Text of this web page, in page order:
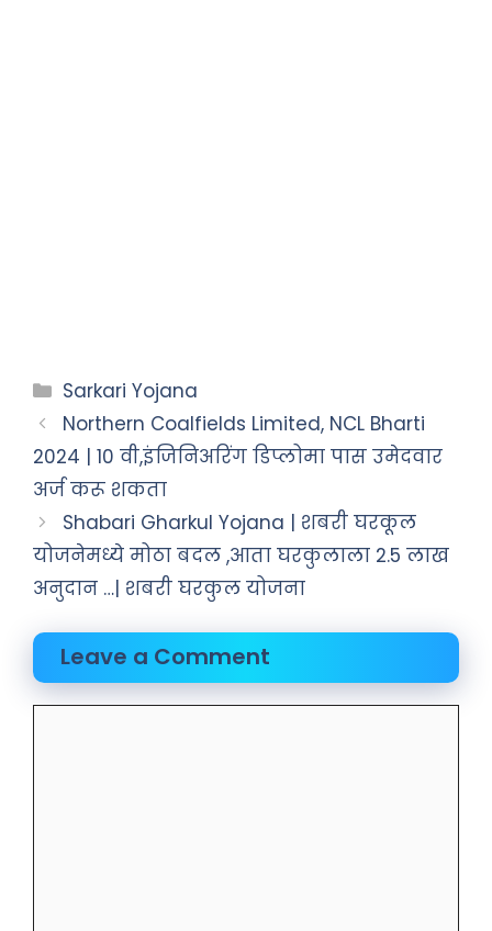
Sarkari Yojana
Northern Coalfields Limited, NCL Bharti
2024 | 10 वी,इंजिनिअरिंग डिप्लोमा पास उमेदवार
अर्ज करू शकता
Shabari Gharkul Yojana | शबरी घरकूल
योजनेमध्ये मोठा बदल ,आता घरकुलाला 2.5 लाख
अनुदान …| शबरी घरकुल योजना
Leave a Comment